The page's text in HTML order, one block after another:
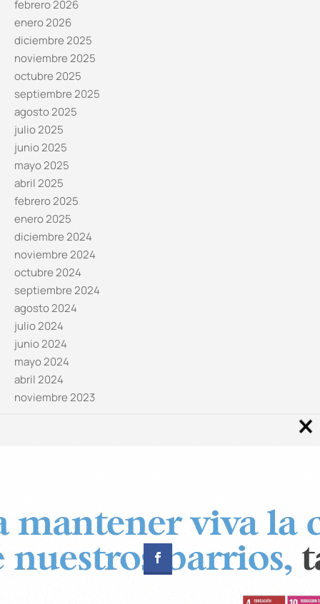
febrero 2026
enero 2026
diciembre 2025
noviembre 2025
octubre 2025
septiembre 2025
agosto 2025
julio 2025
junio 2025
mayo 2025
abril 2025
febrero 2025
enero 2025
diciembre 2024
noviembre 2024
octubre 2024
septiembre 2024
agosto 2024
julio 2024
junio 2024
mayo 2024
abril 2024
noviembre 2023